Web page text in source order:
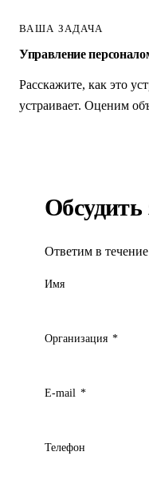
ВАША ЗАДАЧА
Управление
Расскажите, как это
устраивает. Оценим
Обсудить
Ответим в
Имя
Организация *
E-mail *
Телефон